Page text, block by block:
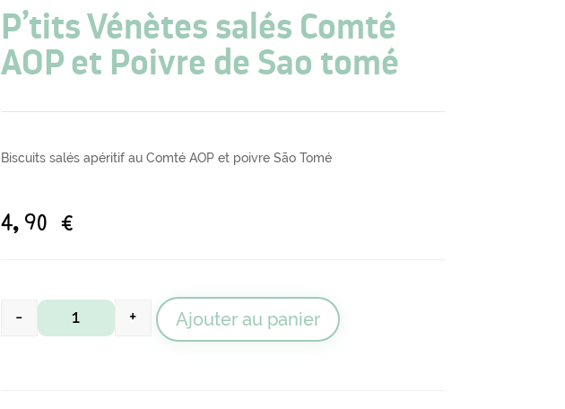
P’tits Vénètes salés Comté
AOP et Poivre de Sao tomé
Biscuits salés apéritif au Comté AOP et poivre São Tomé
4,90 €
quantité de P'tits Vénètes salés Comté AOP et Poivre de Sao tomé
- + Ajouter au panier